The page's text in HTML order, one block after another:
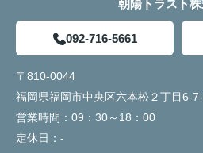
朝陽トラスト
092-716-5661
〒810-0044
福岡県福岡市中央区六本松２丁目6-
営業時間： 09：30～18：00
定休日： -